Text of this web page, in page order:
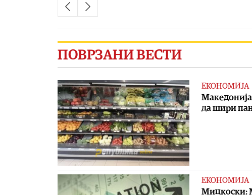
ПОВРЗАНИ ВЕСТИ
ЕКОНОМИЈА
Македонија
да шири
ЕКОНОМИЈА
Мицкоски: